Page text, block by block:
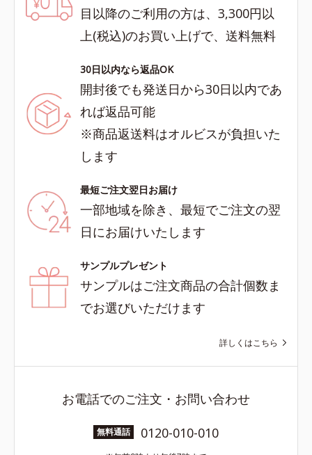
目以降のご利用の方は、3,300円以
上(税込)のお買い上げで、送料無料
30日以内なら返品OK
開封後でも発送日から30日以内であ
れば返品可能
※商品返送料はオルビスが負担いた
します
最短ご注文翌日お届け
一部地域を除き、最短でご注文の翌
日にお届けいたします
サンプルプレゼント
サンプルはご注文商品の合計個数ま
でお選びいただけます
詳しくはこちら
お電話でのご注文・お問い合わせ
無料通話 0120-010-010